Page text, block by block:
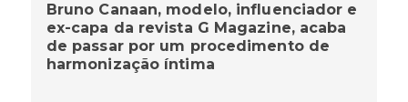
Bruno Canaan, modelo, influenciador e
ex-capa da revista G Magazine, acaba
de passar por um procedimento de
harmonização íntima